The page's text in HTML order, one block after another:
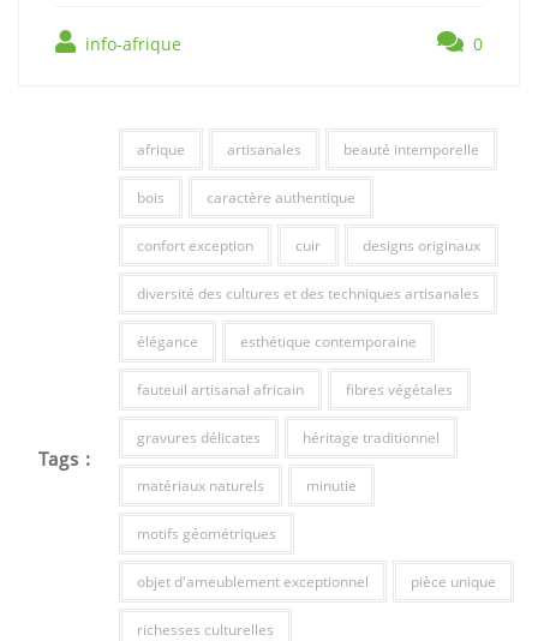
info-afrique 0
Tags :
afrique artisanales beauté intemporelle
bois caractère authentique
confort exception cuir designs originaux
diversité des cultures et des techniques artisanales
élégance esthétique contemporaine
fauteuil artisanal africain fibres végétales
gravures délicates héritage traditionnel
matériaux naturels minutie
motifs géométriques
objet d'ameublement exceptionnel pièce unique
richesses culturelles